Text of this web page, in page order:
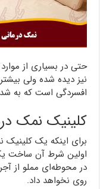
حتی در بسیاری از
نیز دیده شده ولی
افسردگی است که به
کلینیک نمک
برای اینکه یک کلینیک
اولین شرط آن ساخت
در محوطه‌ای مملو از
روی نخواهد داد.